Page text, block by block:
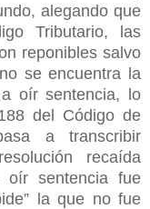
alegando que
Tributario, las
reponibles salvo
se encuentra la
oír sentencia, lo
del Código de
a transcribir
recaída
sentencia fue
la que no fue